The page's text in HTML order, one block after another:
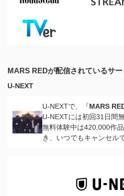
MARS REDが配信されているサ
U-NEXT
U-NEXTで、『MARS
U-NEXTには初回31日間
無料体験中は420,000作
き、いつでもキャンセル